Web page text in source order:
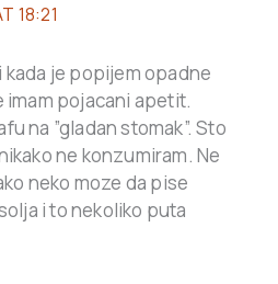
18:21
kada je popijem opadne
imam pojacani apetit.
na ”gladan stomak”. Sto
ne konzumiram. Ne
neko moze da pise
i to nekoliko puta